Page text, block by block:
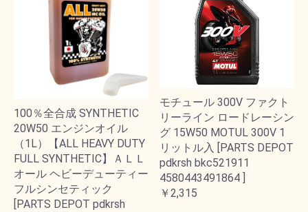
100％全合成 SYNTHETIC
20W50 エンジンオイル
（1L）【ALL HEAVY DUTY
FULL SYNTHETIC】ＡＬＬ
オール ヘビーデューティー
フルシンセティック
[PARTS DEPOT pdkrsh
モチュール 300V ファクト
リーライン ロードレーシン
グ 15W50 MOTUL 300V 1
リットル入 [PARTS DEPOT
pdkrsh bkc521911
4580443491864 ]
￥2,315